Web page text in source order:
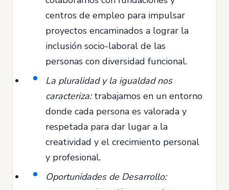
centros de empleo para impulsar
proyectos encaminados a lograr la
inclusión socio-laboral de las
personas con diversidad funcional.
La pluralidad y la igualdad nos
caracteriza:trabajamos en un entorno
donde cada persona es valorada y
respetada para dar lugar a la
creatividad y el crecimiento personal
y profesional.
Oportunidades de Desarrollo: